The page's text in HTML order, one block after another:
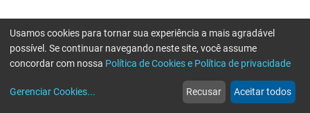
web
Notícias
more_horiz
Mais
Usamos cookies para tornar sua experiência a mais agradável
possível. Se continuar navegando neste site, você assume
concordar com nossa Política de Cookies e Política de privacidade
Gerenciar Cookies... Recusar Aceitar todos